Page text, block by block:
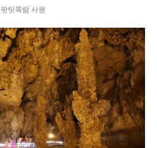
팟팃쭉람 사원